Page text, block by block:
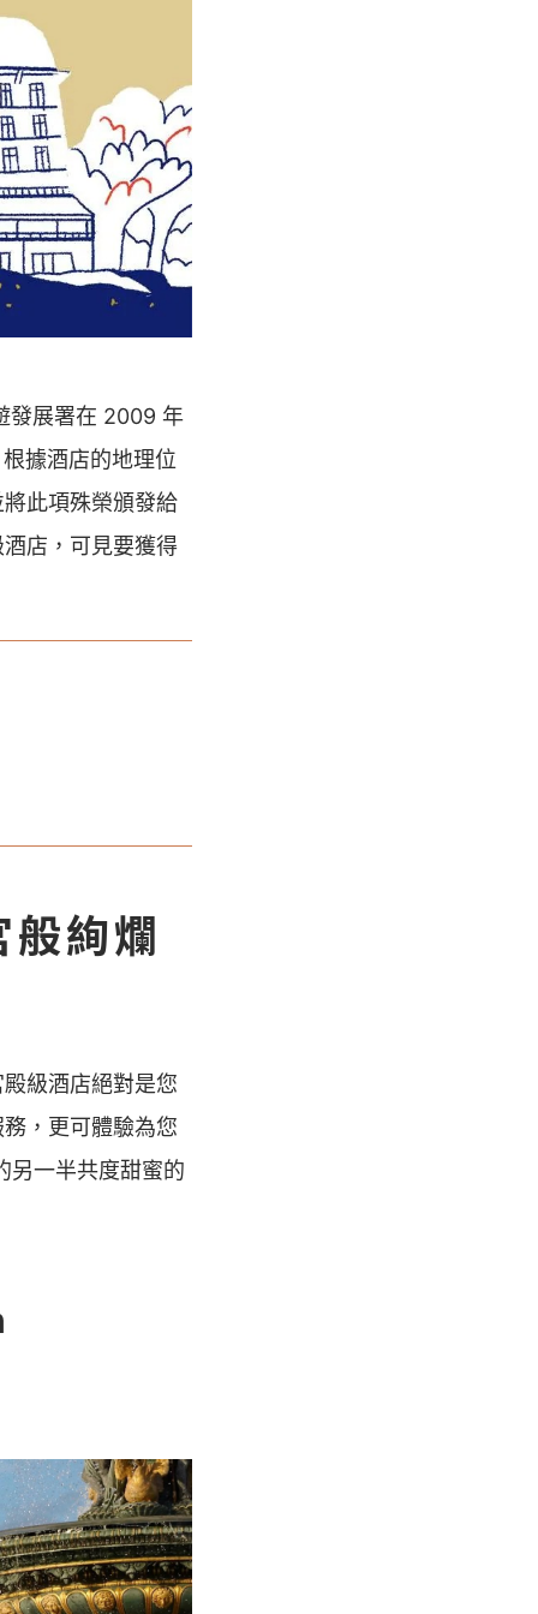
發展署在 2009 年
據酒店的地理位
此項殊榮頒發給
店，可見要獲得
絢爛
級酒店絕對是您
，更可體驗為您
另一半共度甜蜜的